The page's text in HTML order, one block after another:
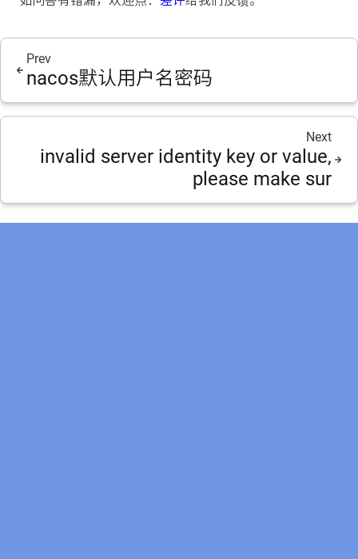
Prev
nacos默认用户名密码
Next
invalid server identity key or value,
please make sur